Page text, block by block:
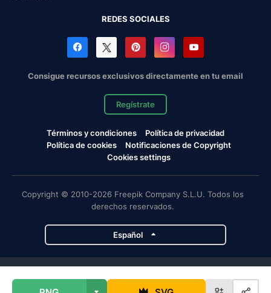
REDES SOCIALES
Consigue recursos exclusivos directamente en tu email
Regístrate
Términos y condiciones
Política de privacidad
Política de cookies
Notificaciones de Copyright
Cookies settings
Copyright © 2010-2026 Freepik Company S.L.U. Todos los
derechos reservados.
Español